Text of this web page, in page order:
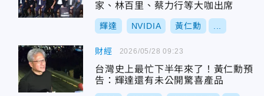
家、林百里、蔡力行等大咖出席
輝達 NVIDIA 黃仁勳
財經
台灣史上最忙下半年來了！黃仁勳預
告：輝達還有未公開驚喜產品
2026/05/28 09:23